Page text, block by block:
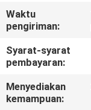
KAMI
BERITA
Waktu
pengiriman:
Syarat-syarat
pembayaran:
Menyediakan
kemampuan: